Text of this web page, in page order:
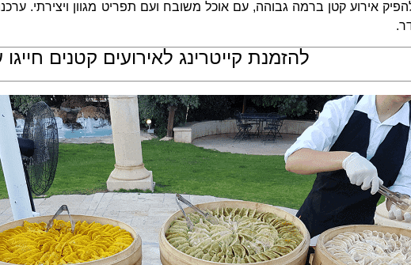
אירוע קטן ברמה גבוהה, עם אוכל משובח ועם תפריט מגוון ויצירתי.
להזמנת קייטרינג לאירועים קטנים חייגו